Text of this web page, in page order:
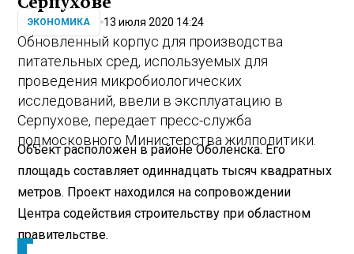
ЭКОНОМИКА 13 июля 2020 14:24
Обновленный корпус для производства
питательных сред, используемых для
проведения микробиологических
исследований, ввели в эксплуатацию в
Серпухове, передает пресс-служба
подмосковного Министерства жилполитики.
Объект расположен в районе Оболенска. Его
площадь составляет одиннадцать тысяч квадратных
метров. Проект находился на сопровождении
Центра содействия строительству при областном
правительстве.